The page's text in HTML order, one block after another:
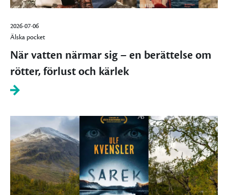
2026-07-06
Älska pocket
När vatten närmar sig – en berättelse om
rötter, förlust och kärlek